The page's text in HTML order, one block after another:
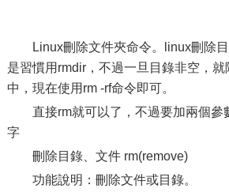
Linux刪除文件夾命令。linux刪除
是習慣用rmdir，不過一旦目錄非空，就
中，現在使用rm -rf命令即可。
直接rm就可以了，不過要加兩個參
字
刪除目錄、文件 rm(remove)
功能說明：刪除文件或目錄。